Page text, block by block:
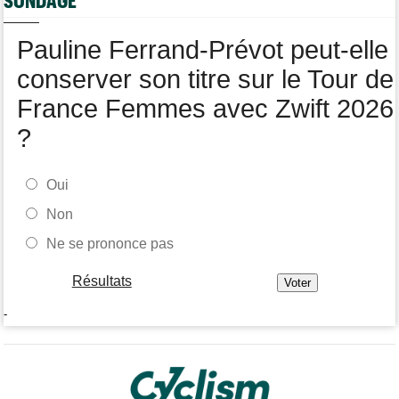
Felix Gall remporte la 3e étape et prend les commandes du
général
Pauline Ferrand-Prévot peut-elle
conserver son titre sur le Tour de
France Femmes avec Zwift 2026
?
Oui
Non
Ne se prononce pas
Résultats
-